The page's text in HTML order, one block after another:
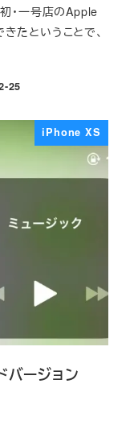
初・一号店のApple
たということで、
25
iPhone XS
ージョン